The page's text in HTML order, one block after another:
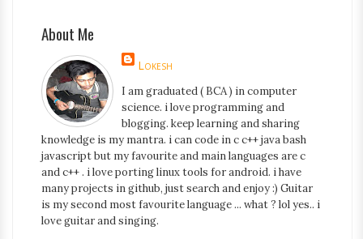
About Me
Lokesh
I am graduated ( BCA ) in computer
science. i love programming and
blogging. keep learning and sharing
knowledge is my mantra. i can code in c c++ java bash
javascript but my favourite and main languages are c
and c++ . i love porting linux tools for android. i have
many projects in github, just search and enjoy :) Guitar
is my second most favourite language ... what ? lol yes.. i
love guitar and singing.